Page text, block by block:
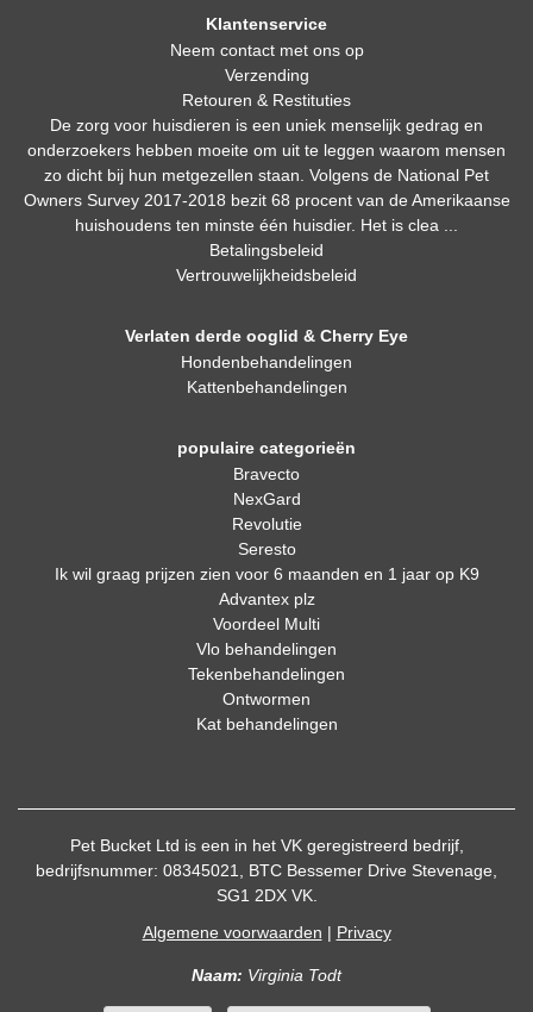
Klantenservice
Neem contact met ons op
Verzending
Retouren & Restituties
De zorg voor huisdieren is een uniek menselijk gedrag en
onderzoekers hebben moeite om uit te leggen waarom mensen
zo dicht bij hun metgezellen staan. Volgens de National Pet
Owners Survey 2017-2018 bezit 68 procent van de Amerikaanse
huishoudens ten minste één huisdier. Het is clea ...
Betalingsbeleid
Vertrouwelijkheidsbeleid
Verlaten derde ooglid & Cherry Eye
Hondenbehandelingen
Kattenbehandelingen
populaire categorieën
Bravecto
NexGard
Revolutie
Seresto
Ik wil graag prijzen zien voor 6 maanden en 1 jaar op K9
Advantex plz
Voordeel Multi
Vlo behandelingen
Tekenbehandelingen
Ontwormen
Kat behandelingen
Pet Bucket Ltd is een in het VK geregistreerd bedrijf,
bedrijfsnummer: 08345021, BTC Bessemer Drive Stevenage,
SG1 2DX VK.
Algemene voorwaarden | Privacy
Naam: Virginia Todt